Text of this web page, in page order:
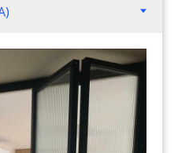
Нажмите кнопку
данные.
Вами свяжется.
ПРОЕКТ